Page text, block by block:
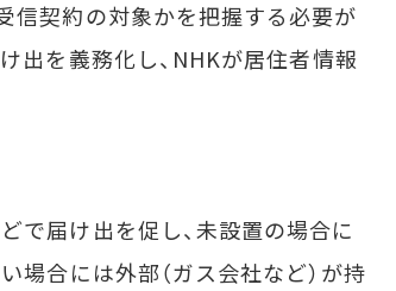
信契約の対象かを把握する必要が
出を義務化し、NHKが居住者情報
で届け出を促し、未設置の場合に
場合には外部（ガス会社など）が持